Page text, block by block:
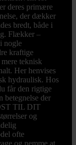
deres primære
der dækker
bredt, både i
Flækker –
nogle
kraftige
teknisk
Her henvises
hydraulisk. Hos
får den rigtige
betegnelse der
TIL DIT
og
ofte